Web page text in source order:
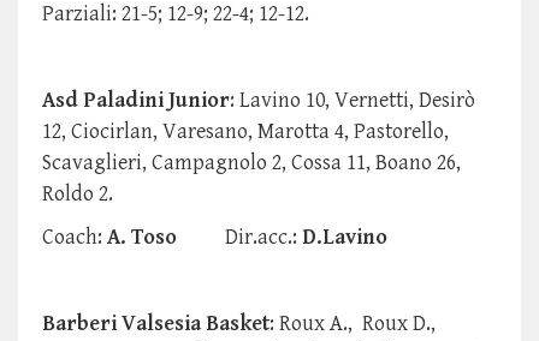
Parziali: 21-5; 12-9; 22-4; 12-12.
Asd Paladini Junior: Lavino 10, Vernetti, Desirò
12, Ciocirlan, Varesano, Marotta 4, Pastorello,
Scavaglieri, Campagnolo 2, Cossa 11, Boano 26,
Roldo 2.
Coach: A. Toso Dir.acc.: D.Lavino
Barberi Valsesia Basket: Roux A., Roux D.,